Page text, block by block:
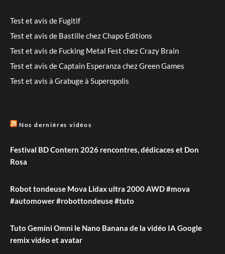
Test et avis de Fugitif
Test et avis de Bastille chez Chapo Editions
Test et avis de Fucking Metal Fest chez Crazy Brain
Test et avis de Captain Esperanza chez Green Games
Test et avis à Grabuge à Superopolis
Nos dernières vidéos
Festival BD Contern 2026 rencontres, dédicaces et Don
Rosa
Robot tondeuse Mova Lidax ultra 2000 AWD #mova
#automower #robottondeuse #tuto
Tuto Gemini Omni le Nano Banana de la vidéo IA Google
remix vidéo et avatar